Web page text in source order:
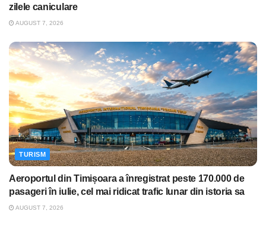
zilele caniculare
AUGUST 7, 2026
TURISM
Aeroportul din Timișoara a înregistrat peste 170.000 de
pasageri în iulie, cel mai ridicat trafic lunar din istoria sa
AUGUST 7, 2026